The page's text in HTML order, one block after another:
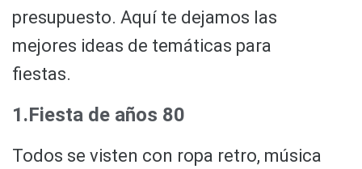
presupuesto. Aquí te dejamos las
mejores ideas de temáticas para
fiestas.
1.Fiesta de años 80
Todos se visten con ropa retro, música